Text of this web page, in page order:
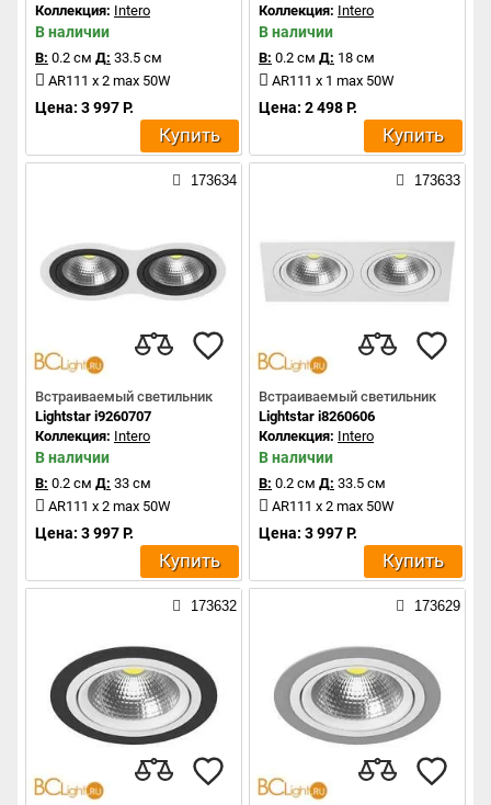
Коллекция: Intero
В наличии
В: 0.2 см Д: 33.5 см
AR111 x 2 max 50W
Цена: 3 997 Р.
Купить
Коллекция: Intero
В наличии
В: 0.2 см Д: 18 см
AR111 x 1 max 50W
Цена: 2 498 Р.
Купить
173634
Встраиваемый светильник
Lightstar i9260707
Коллекция: Intero
В наличии
В: 0.2 см Д: 33 см
AR111 x 2 max 50W
Цена: 3 997 Р.
Купить
173633
Встраиваемый светильник
Lightstar i8260606
Коллекция: Intero
В наличии
В: 0.2 см Д: 33.5 см
AR111 x 2 max 50W
Цена: 3 997 Р.
Купить
173632 173629